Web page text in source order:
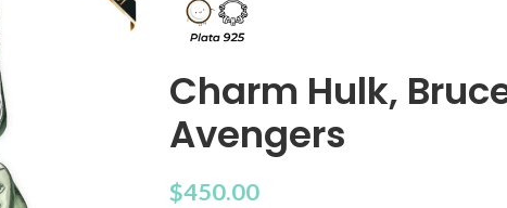
Charm Hulk,
Avengers
$450.00